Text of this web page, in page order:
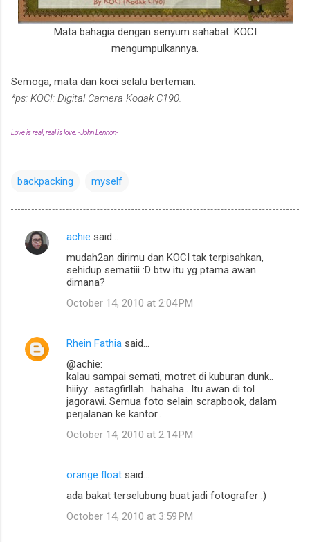
Mata bahagia dengan senyum sahabat. KOCI
mengumpulkannya.
Semoga, mata dan koci selalu berteman.
*ps: KOCI: Digital Camera Kodak C190.
Love is real, real is love. -John Lennon-
backpacking myself
C
n
t
achie said…
mudah2an dirimu dan KOCI tak terpisahkan,
sehidup sematiii :D btw itu yg ptama awan
dimana?
October 14, 2010 at 2:04 PM
Rhein Fathia said…
@achie:
kalau sampai semati, motret di kuburan dunk..
hiiiyy.. astagfirllah.. hahaha.. Itu awan di tol
jagorawi. Semua foto selain scrapbook, dalam
perjalanan ke kantor..
October 14, 2010 at 2:14 PM
orange float said…
ada bakat terselubung buat jadi fotografer :)
October 14, 2010 at 3:59 PM